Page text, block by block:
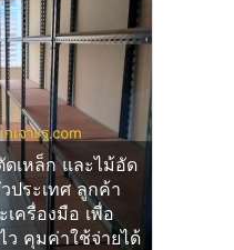
ดเหล็ก และไม้อัด
ประเทศ ลูกค้า
เครื่องมือ เพื่อ
ว คุมค่าใช้จ่ายได้